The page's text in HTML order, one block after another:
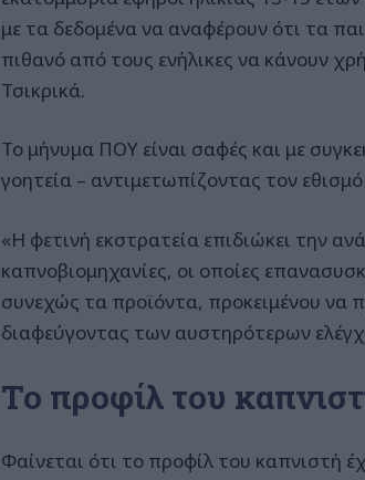
με τα δεδομένα να αναφέρουν ότι τα
πιθανό από τους ενήλικες να κάνουν
Τσικρικά.
Το μήνυμα ΠΟΥ είναι σαφές και με
γοητεία – αντιμετωπίζοντας τον
«Η φετινή εκστρατεία επιδιώκει την
καπνοβιομηχανίες, οι οποίες
συνεχώς τα προϊόντα, προκειμένου να
διαφεύγοντας των αυστηρότερων
Το προφίλ του
Φαίνεται ότι το προφίλ του καπνιστή